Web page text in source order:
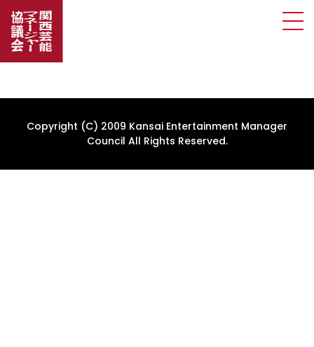
Copyright (C) 2009 Kansai Entertainment Manager
Council All Rights Reserved.